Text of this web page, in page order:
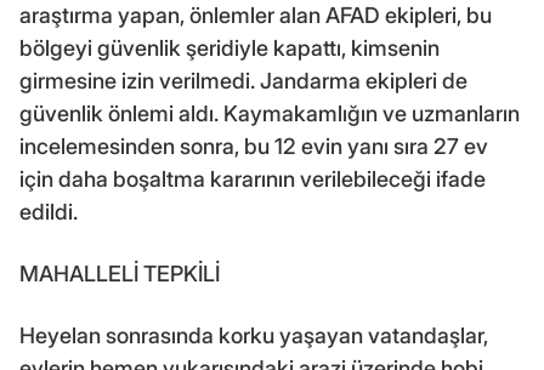
araştırma yapan, önlemler alan AFAD ekipleri, bu
bölgeyi güvenlik şeridiyle kapattı, kimsenin
girmesine izin verilmedi. Jandarma ekipleri de
güvenlik önlemi aldı. Kaymakamlığın ve uzmanların
incelemesinden sonra, bu 12 evin yanı sıra 27 ev
için daha boşaltma kararının verilebileceği ifade
edildi.
MAHALLELİ TEPKİLİ
Heyelan sonrasında korku yaşayan vatandaşlar,